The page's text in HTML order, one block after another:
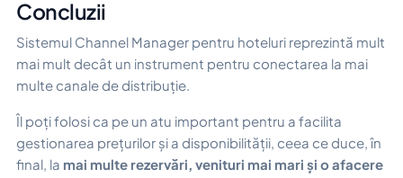
Concluzii
Sistemul Channel Manager pentru hoteluri reprezintă mult
mai mult decât un instrument pentru conectarea la mai
multe canale de distribuție.
Îl poți folosi ca pe un atu important pentru a facilita
gestionarea prețurilor și a disponibilității, ceea ce duce, în
final, la mai multe rezervări, venituri mai mari și o afacere